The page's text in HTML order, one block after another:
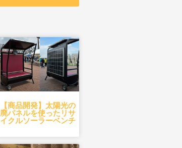
【商品開発】太陽光の
廃パネルを使ったリサ
イクルソーラーベンチ